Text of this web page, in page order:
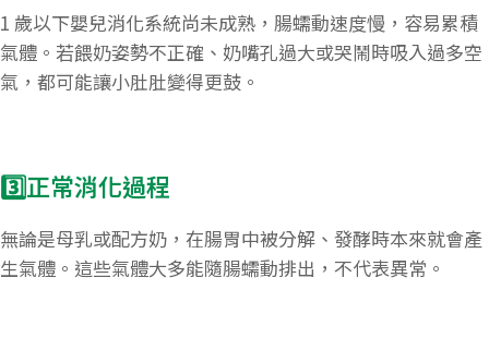
1 歲以下嬰兒消化系統尚未成熟，腸蠕動速度慢，容易累積
氣體。若餵奶姿勢不正確、奶嘴孔過大或哭鬧時吸入過多空
氣，都可能讓小肚肚變得更鼓。
​3️⃣正常消化過程
無論是母乳或配方奶，在腸胃中被分解、發酵時本來就會產
生氣體。這些氣體大多能隨腸蠕動排出，不代表異常。